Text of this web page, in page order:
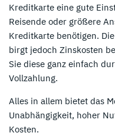
Kreditkarte eine gute
Reisende oder größere
Kreditkarte benötigen.
birgt jedoch Zinskosten
Sie diese ganz einfach
Vollzahlung.
Alles in allem bietet das
Unabhängigkeit, hoher
Kosten.